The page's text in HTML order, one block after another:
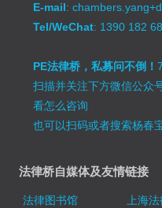
E-mail:
Tel/WeChat: 1390 182
PE法律桥，私募问不倒！
扫描并关注下方微信公众
看怎么咨询
也可以扫码或者搜索杨春
法律桥自媒体及友情链接
法律图书馆 上海法